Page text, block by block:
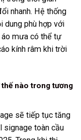
nhanh. Hệ thống
dung phù hợp với
áo mưa có thể tự
kính râm khi trời
nào trong tương
sẽ tiếp tục tăng
signage toàn cầu